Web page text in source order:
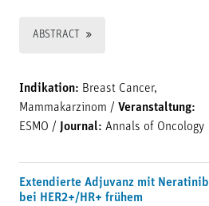
ABSTRACT
Indikation: Breast Cancer,
Mammakarzinom / Veranstaltung:
ESMO / Journal: Annals of Oncology
Extendierte Adjuvanz mit Neratinib
bei HER2+/HR+ frühem